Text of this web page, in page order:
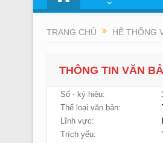
TRANG CHỦ HỆ THỐNG
THÔNG TIN VĂN
Số - ký hiệu:
Thể loại văn bản:
Lĩnh vực:
Trích yếu: